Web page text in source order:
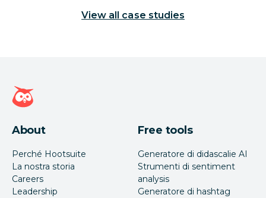
View all case studies
Home page di Hootsuite
About
Perché Hootsuite
La nostra storia
Careers
Leadership
Free tools
Generatore di didascalie AI
Strumenti di sentiment
analysis
Generatore di hashtag